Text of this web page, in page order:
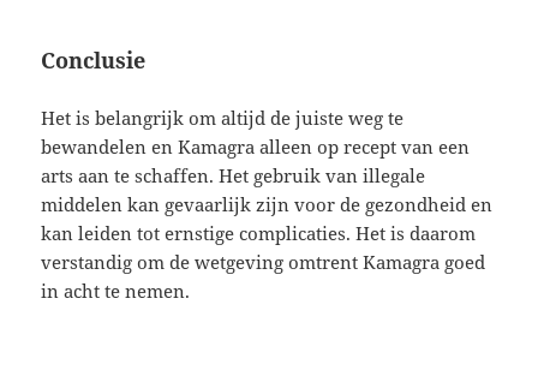
Conclusie
Het is belangrijk om altijd de juiste weg te
bewandelen en Kamagra alleen op recept van een
arts aan te schaffen. Het gebruik van illegale
middelen kan gevaarlijk zijn voor de gezondheid en
kan leiden tot ernstige complicaties. Het is daarom
verstandig om de wetgeving omtrent Kamagra goed
in acht te nemen.